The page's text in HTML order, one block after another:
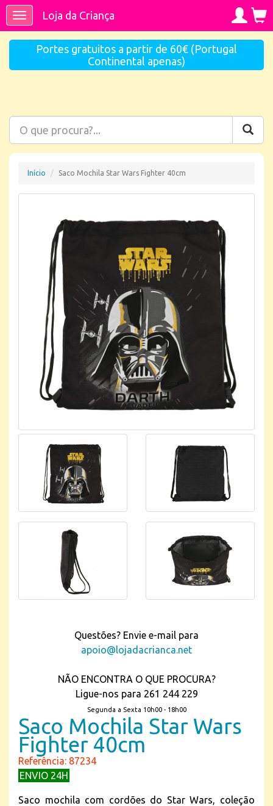
ToggleLoja da Criança
Portes gratuitos a partir de 60€ (Portugal
Continental apenas)
Início Saco Mochila Star Wars Fighter 40cm
Questões? Envie e-mail para
apoio@lojadacrianca.net
NÃO ENCONTRA O QUE PROCURA?
Ligue-nos para 261 244 229
Segunda a Sexta 10h00 - 18h00
Saco Mochila Star Wars
Fighter 40cm
Referência: 87234
ENVIO 24H
Saco mochila com cordões do Star Wars, coleção